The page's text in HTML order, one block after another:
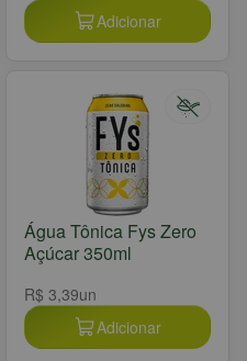
Adicionar
Água Tônica Fys Zero
Açúcar 350ml
R$ 3,39un
Adicionar